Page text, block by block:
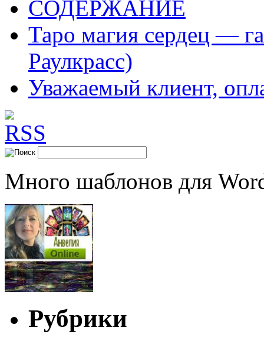
СОДЕРЖАНИЕ
Таро магия сердец —
Раулкрасс)
Уважаемый клиент,
Много шаблонов для
Рубрики